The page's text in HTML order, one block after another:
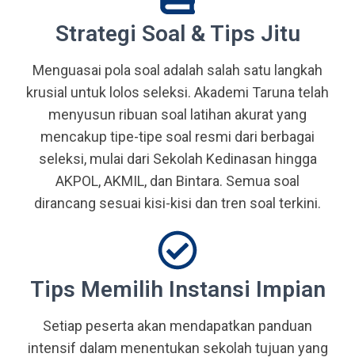
Abdi Negara, serta prajurit terbaik
bangsa.
Strategi Soal & Tips Jitu
Menguasai pola soal adalah salah satu langkah
krusial untuk lolos seleksi. Akademi Taruna telah
menyusun ribuan soal latihan akurat yang
mencakup tipe-tipe soal resmi dari berbagai
seleksi, mulai dari Sekolah Kedinasan hingga
AKPOL, AKMIL, dan Bintara. Semua soal
dirancang sesuai kisi-kisi dan tren soal terkini.
Tips Memilih Instansi Impian
Setiap peserta akan mendapatkan panduan
intensif dalam menentukan sekolah tujuan yang